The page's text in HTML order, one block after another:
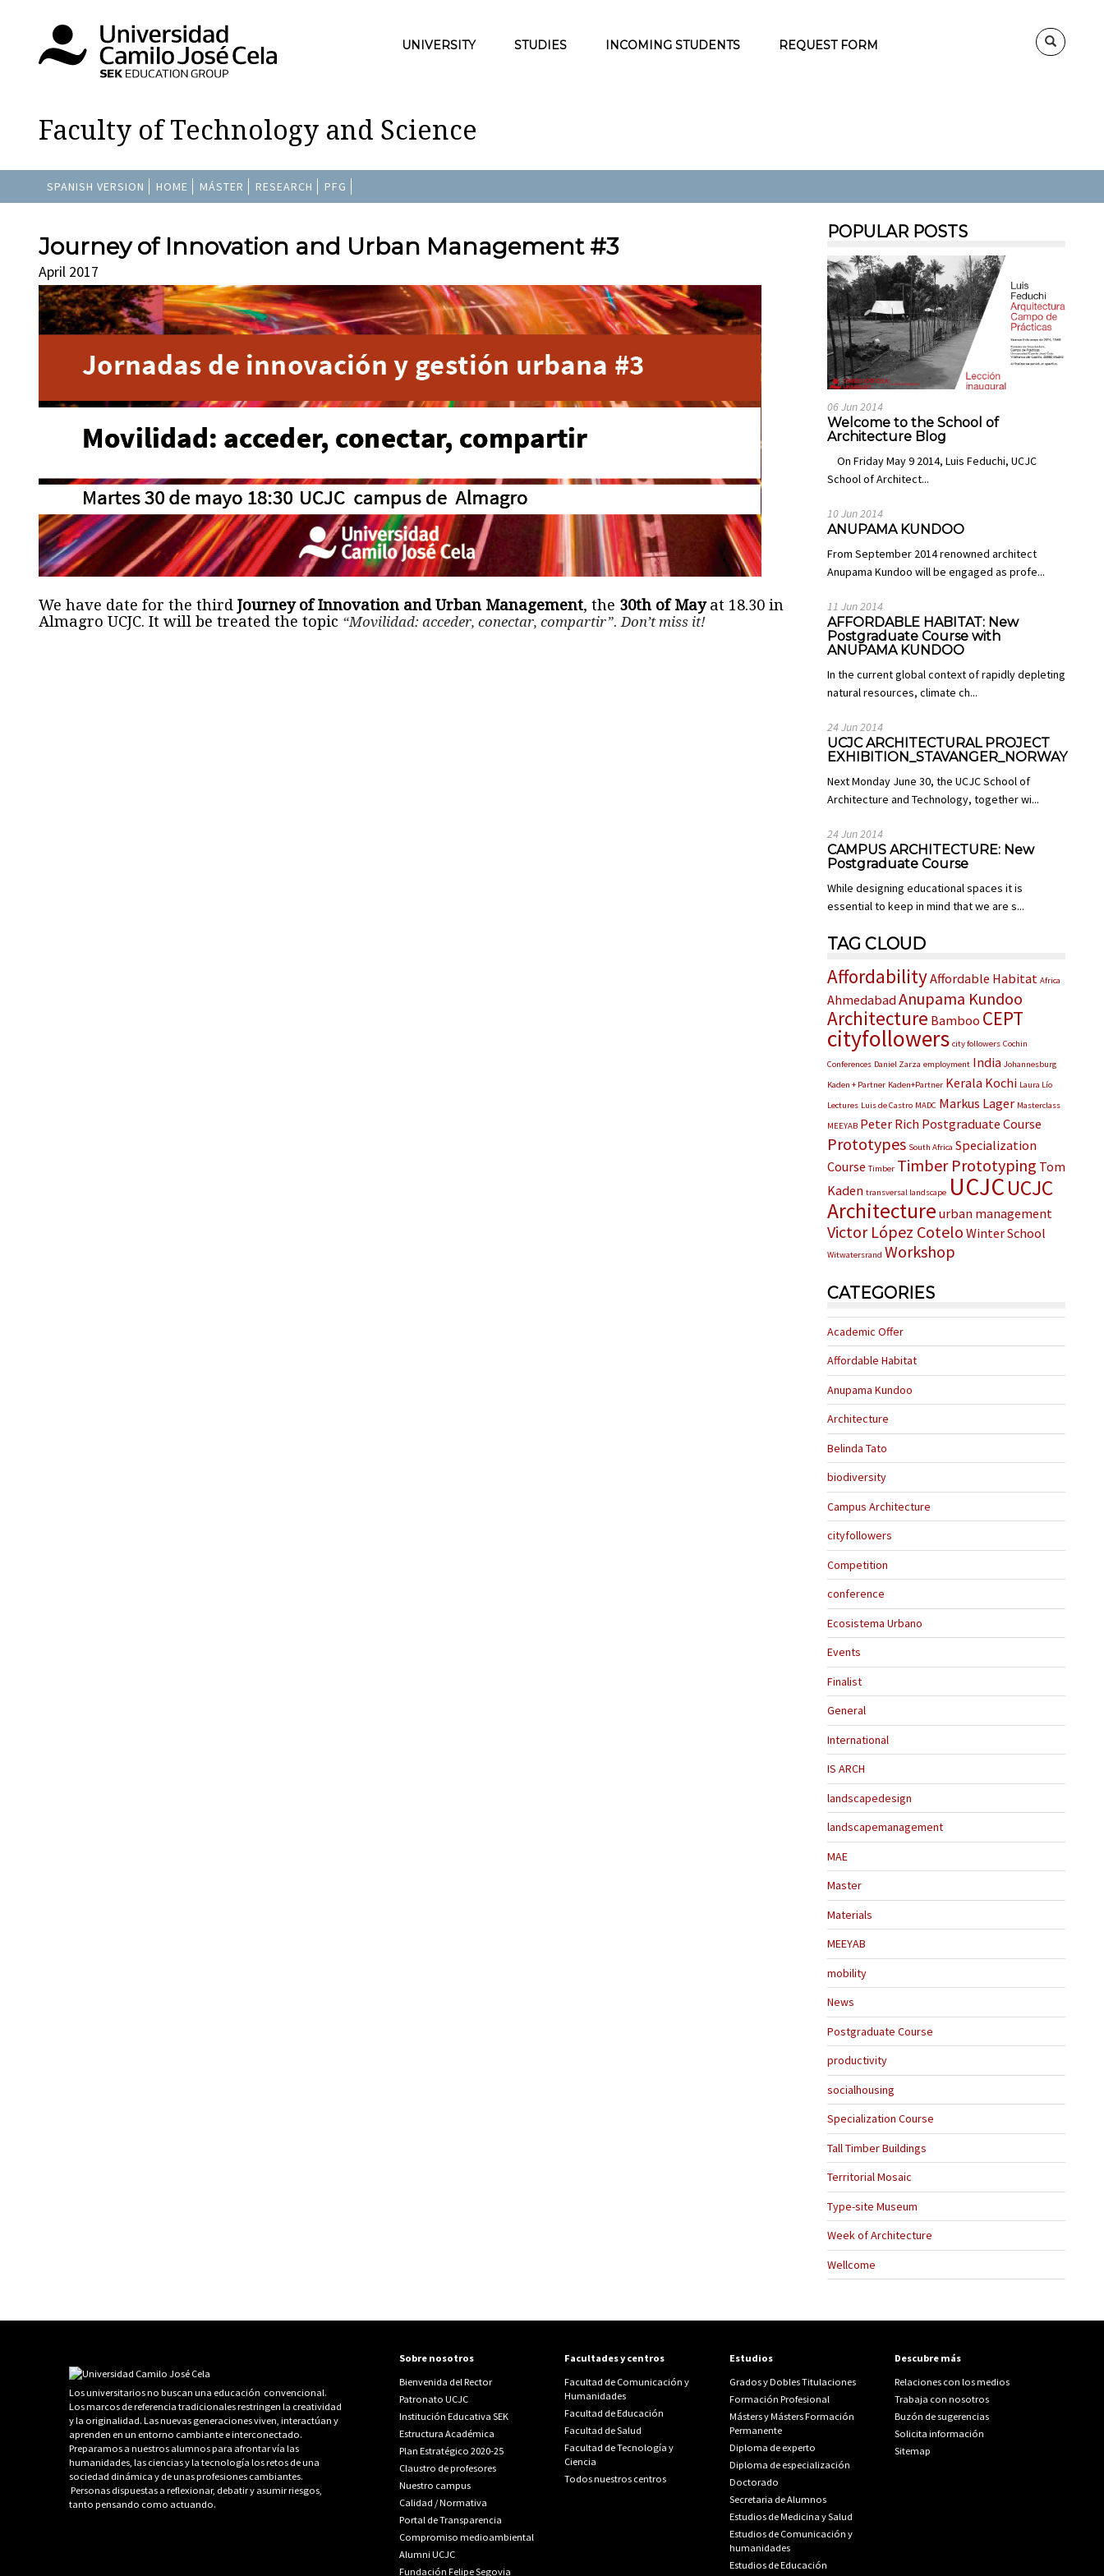
UNIVERSITY STUDIES INCOMING STUDENTS REQUEST FORM
Faculty of Technology and Science
SPANISH VERSION HOME MÁSTER RESEARCH PFG
Journey of Innovation and Urban Management #3
April 2017
We have date for the third Journey of Innovation and Urban Management, the 30th of Mayat 18.30 in
Almagro UCJC. It will be treated the topic “Movilidad: acceder, conectar, compartir”. Don’t miss it!
POPULAR POSTS
06 Jun 2014
Welcome to the School of
Architecture Blog
On Friday May 9 2014, Luis Feduchi, UCJC
School of Architect...
10 Jun 2014
ANUPAMA KUNDOO
From September 2014 renowned architect
Anupama Kundoo will be engaged as profe...
11 Jun 2014
AFFORDABLE HABITAT: New
Postgraduate Course with
ANUPAMA KUNDOO
In the current global context of rapidly depleting
natural resources, climate ch...
24 Jun 2014
UCJC ARCHITECTURAL PROJECT
EXHIBITION_STAVANGER_NORWAY
Next Monday June 30, the UCJC School of
Architecture and Technology, together wi...
24 Jun 2014
CAMPUS ARCHITECTURE: New
Postgraduate Course
While designing educational spaces it is
essential to keep in mind that we are s...
TAG CLOUD
AffordabilityAffordable Habitat Africa
AhmedabadAnupama Kundoo
Architecture Bamboo CEPT
cityfollowers city followers Cochin
Conferences Daniel Zarza employment India Johannesburg
Kaden + Partner Kaden+Partner Kerala Kochi Laura Lío
Lectures Luis de Castro MADC Markus Lager Masterclass
MEEYAB Peter Rich Postgraduate Course
Prototypes South Africa Specialization
Course Timber Timber Prototyping Tom
Kaden transversal landscape UCJCUCJC
Architecture urban management
Victor López Cotelo Winter School
Witwatersrand Workshop
CATEGORIES
Academic Offer
Affordable Habitat
Anupama Kundoo
Architecture
Belinda Tato
biodiversity
Campus Architecture
cityfollowers
Competition
conference
Ecosistema Urbano
Events
Finalist
General
International
IS ARCH
landscapedesign
landscapemanagement
MAE
Master
Materials
MEEYAB
mobility
News
Postgraduate Course
productivity
socialhousing
Specialization Course
Tall Timber Buildings
Territorial Mosaic
Type-site Museum
Week of Architecture
Wellcome
Los universitarios no buscan una educación convencional.
Los marcos de referencia tradicionales restringen la creatividad
y la originalidad. Las nuevas generaciones viven, interactúan y
aprenden en un entorno cambiante e interconectado.
Preparamos a nuestros alumnos para afrontar vía las
humanidades, las ciencias y la tecnología los retos de una
sociedad dinámica y de unas profesiones cambiantes.
Personas dispuestas a reflexionar, debatir y asumir riesgos,
tanto pensando como actuando.
Sobre nosotros
Bienvenida del Rector
Patronato UCJC
Institución Educativa SEK
Estructura Académica
Plan Estratégico 2020-25
Claustro de profesores
Nuestro campus
Calidad /Normativa
Portal de Transparencia
Compromiso medioambiental
Alumni UCJC
Fundación Felipe Segovia
Facultades y centros
Facultad de Comunicación y
Humanidades
Facultad de Educación
Facultad de Salud
Facultad de Tecnología y
Ciencia
Todos nuestros centros
Estudios
Grados y Dobles Titulaciones
Formación Profesional
Másters y Másters Formación
Permanente
Diploma de experto
Diploma de especialización
Doctorado
Secretaria de Alumnos
Estudios de Medicina y Salud
Estudios de Comunicación y
humanidades
Estudios de Educación
Descubre más
Relaciones con los medios
Trabaja con nosotros
Buzón de sugerencias
Solicita información
Sitemap